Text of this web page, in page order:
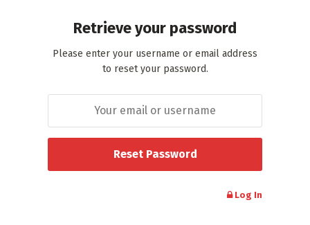
Retrieve your password
Please enter your username or email address
to reset your password.
Log In